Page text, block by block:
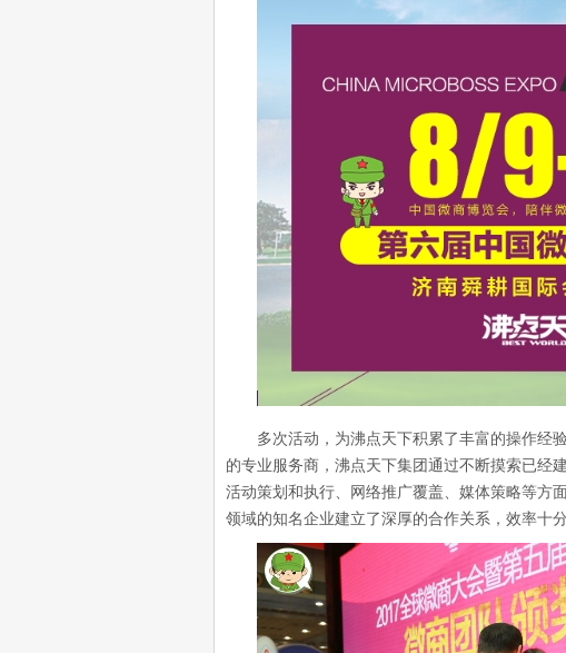
多次活动，为沸点天下积累了丰富的操作经
的专业服务商，沸点天下集团通过不断摸索已经
活动策划和执行、网络推广覆盖、媒体策略等方
领域的知名企业建立了深厚的合作关系，效率十分